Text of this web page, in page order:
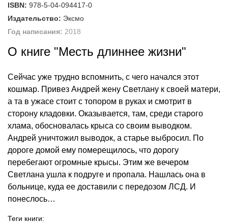
ISBN: 978-5-04-094417-0
Издательство: Эксмо
Год написания: 2018
О книге "Месть длиннее жизни"
Сейчас уже трудно вспомнить, с чего начался этот
кошмар. Привез Андрей жену Светлану к своей матери,
а та в ужасе стоит с топором в руках и смотрит в
сторону кладовки. Оказывается, там, среди старого
хлама, обосновалась крыса со своим выводком.
Андрей уничтожил выводок, а старье выбросил. По
дороге домой ему померещилось, что дорогу
перебегают огромные крысы. Этим же вечером
Светлана ушла к подруге и пропала. Нашлась она в
больнице, куда ее доставили с передозом ЛСД. И
понеслось…
Теги книги: